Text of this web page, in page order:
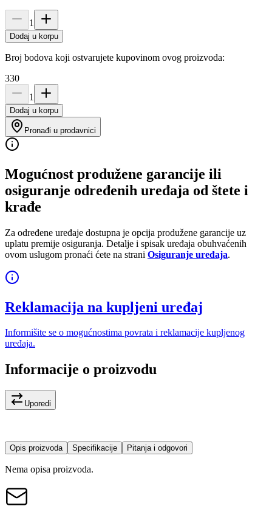
1
Dodaj u korpu
Broj bodova koji ostvarujete kupovinom ovog proizvoda:
330
1
Dodaj u korpu
Pronađi u prodavnici
Mogućnost produžene garancije ili
osiguranje određenih uređaja od štete i
krađe
Za određene uređaje dostupna je opcija produžene garancije uz
uplatu premije osiguranja. Detalje i spisak uređaja obuhvaćenih
ovom uslugom pronaći ćete na strani Osiguranje uređaja.
Reklamacija na kupljeni uređaj
Informišite se o mogućnostima povrata i reklamacije kupljenog
uređaja.
Informacije o proizvodu
Uporedi
Opis proizvoda Specifikacije Pitanja i odgovori
Nema opisa proizvoda.